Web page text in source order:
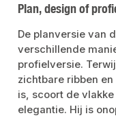
Plan, design of
De planversie van
verschillende
profielversie.
zichtbare ribben
is, scoort de
elegantie. Hij is